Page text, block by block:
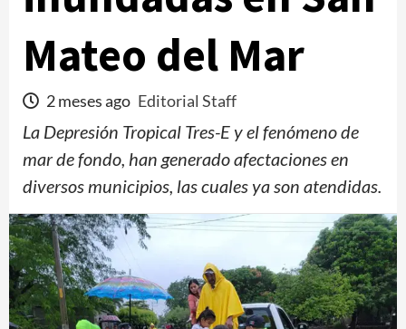
Mateo del Mar
2 meses ago Editorial Staff
La Depresión Tropical Tres-E y el fenómeno de
mar de fondo, han generado afectaciones en
diversos municipios, las cuales ya son atendidas.